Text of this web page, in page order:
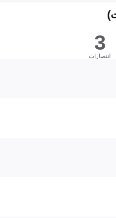
3
انتصارات